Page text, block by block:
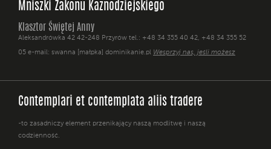
Mniszki Zakonu Kaznodziejskiego
Klasztor Świętej Anny
Aleksandrówka 42 42-248 Przyrów tel.: +48 34 355 40 42, +48 34 355 52
05 e-mail: swanna [małpka] dominikanie.pl Wesprzyj nas, jeśli możesz
Contemplari et contemplata aliis tradere
-to zasadniczy element przenikający naszą modlitwę i naszą
codzienność.